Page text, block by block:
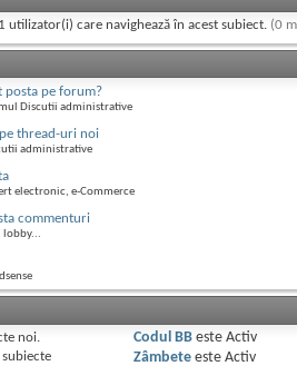
utilizator(i) care navighează în acest subiect. (0
posta pe forum?
Discutii administrative
thread-uri noi
administrative
electronic, e-Commerce
commenturi
lobby...
noi.
Codul BBeste Activ
Zâmbeteeste Activ